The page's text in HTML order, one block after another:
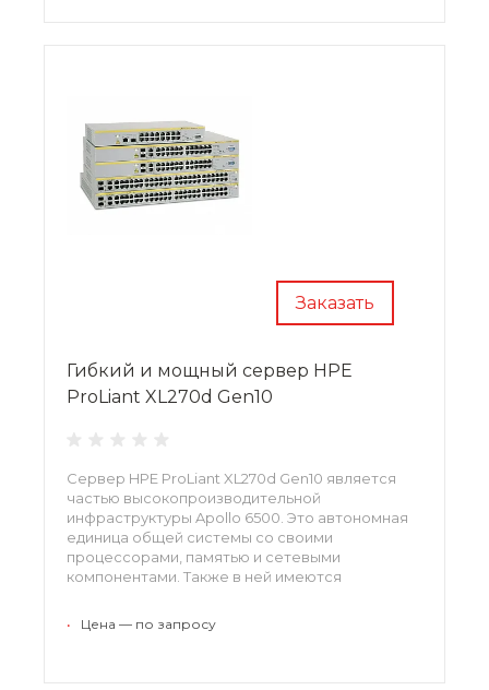
Заказать
Гибкий и мощный сервер HPE
ProLiant XL270d Gen10
Сервер HPE ProLiant XL270d Gen10 является
частью высокопроизводительной
инфраструктуры Apollo 6500. Это автономная
единица общей системы со своими
процессорами, памятью и сетевыми
компонентами. Также в ней имеются
функционировать на высокой скорости.
• Цена — по запросу